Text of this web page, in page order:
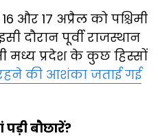
और 17 अप्रैल को पश्चिमी
दौरान पूर्वी राजस्थान
मध्य प्रदेश के कुछ हिस्सों
की आशंका जताई गई
बौछारें?